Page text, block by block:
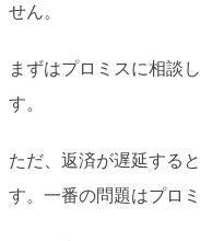
せん。
まずはプロミスに相談
す。
ただ、返済が遅延する
す。一番の問題はプロ